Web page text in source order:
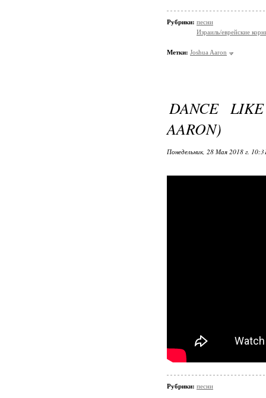
Рубрики: песни
Израиль/еврейские
Метки: Joshua Aaron
DANCE
AARON)
Понедельник, 28 Мая 2018 г.
Рубрики: песни